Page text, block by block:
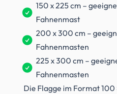
150 x 225 cm –
Fahnenmast
200 x 300 cm –
Fahnenmasten
225 x 300 cm –
Fahnenmasten
Die Flagge im Format